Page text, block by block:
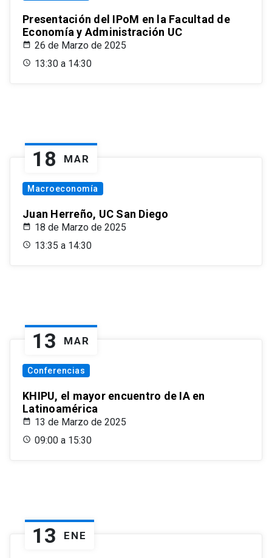
Presentación del IPoM en la Facultad de
Economía y Administración UC
26 de Marzo de 2025
13:30 a 14:30
18 MAR
Macroeconomía
Juan Herreño, UC San Diego
18 de Marzo de 2025
13:35 a 14:30
13 MAR
Conferencias
KHIPU, el mayor encuentro de IA en
Latinoamérica
13 de Marzo de 2025
09:00 a 15:30
13 ENE